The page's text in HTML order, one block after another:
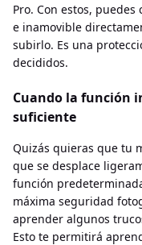
Pro. Con estos,
e inamovible
subirlo. Es una
decididos.
Cuando la función
suficiente
Quizás quieras que tu
que se desplace
función
máxima seguridad
aprender algunos
Esto te permitirá